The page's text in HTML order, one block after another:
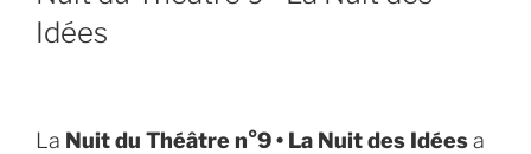
Idées
La Nuit du Théâtre n°9 • La Nuit des Idéesa